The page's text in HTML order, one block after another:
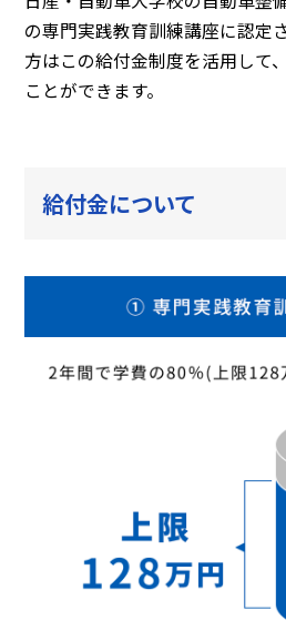
の専門実践教育訓練講座に認定
方はこの給付金制度を活用して
ことができます。
給付金について